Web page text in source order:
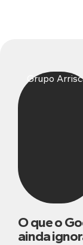
Grupo
O que o
ainda